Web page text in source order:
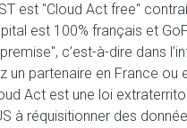
est "Cloud Act free"
est 100% français et
c’est-à-dire dans
un partenaire en France ou
Act est une loi
à réquisitionner des